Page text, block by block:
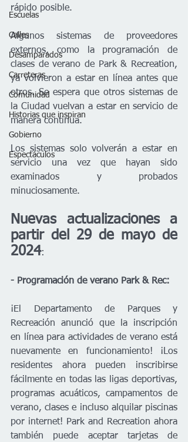
Escuelas
Calles
Desamparados
Carreteras
Comunidad
Historias que inspiran
Gobierno
Espectáculos
rápido posible.
Algunos sistemas de proveedores
externos, como la programación de
clases de verano de Park & ​​Recreation,
ya volvieron a estar en línea antes que
otros. Se espera que otros sistemas de
la Ciudad vuelvan a estar en servicio de
manera continua.
Los sistemas solo volverán a estar en
servicio una vez que hayan sido
examinados y probados
minuciosamente.
Nuevas actualizaciones a
partir del 29 de mayo de
2024:
- Programación de verano Park & ​​Rec:
¡El Departamento de Parques y
Recreación anunció que la inscripción
en línea para actividades de verano está
nuevamente en funcionamiento! ¡Los
residentes ahora pueden inscribirse
fácilmente en todas las ligas deportivas,
programas acuáticos, campamentos de
verano, clases e incluso alquilar piscinas
por internet! Park and Recreation ahora
también puede aceptar tarjetas de